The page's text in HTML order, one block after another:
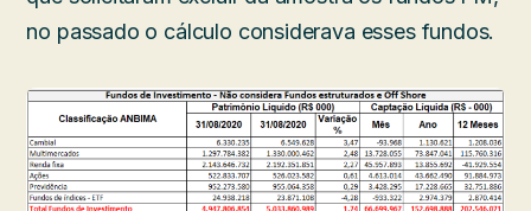
no passado o cálculo considerava esses fundos.